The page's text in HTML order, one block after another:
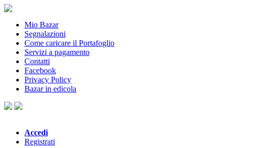
Mio Bazar
Segnalazioni
Come caricare il Portafoglio
Servizi a pagamento
Contatti
Facebook
Privacy Policy
Bazar in edicola
Accedi
Registrati